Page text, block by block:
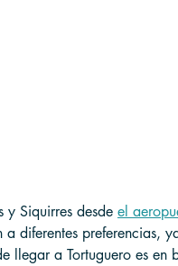
y Siquirres desde el
diferentes preferencias,
llegar a Tortuguero es en